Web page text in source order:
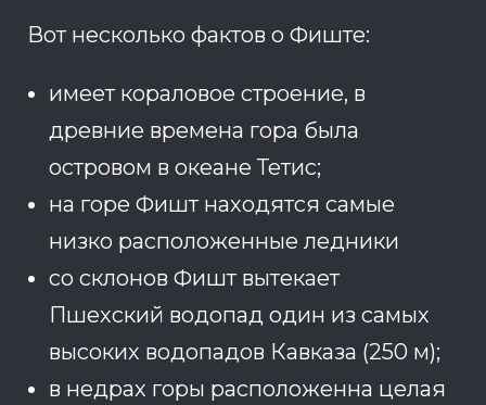
Вот несколько фактов о Фиште:
имеет кораловое строение, в
древние времена гора была
островом в океане Тетис;
на горе Фишт находятся самые
низко расположенные ледники
со склонов Фишт вытекает
Пшехский водопад один из самых
высоких водопадов Кавказа (250 м);
в недрах горы расположенна целая